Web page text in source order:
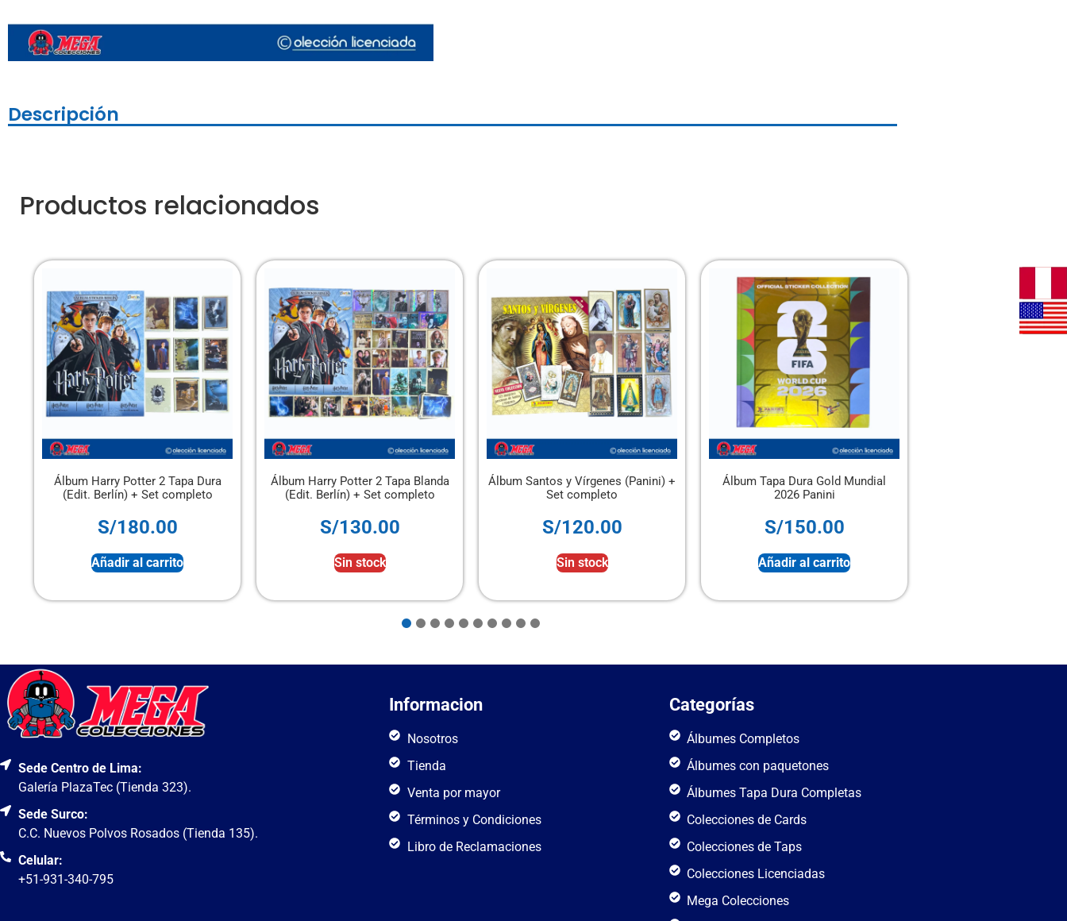
Descripción
Productos relacionados
Potter 2 Tapa Dura
+ Set completo
Álbum Harry Potter 2 Tapa Blanda
(Edit. Berlín) + Set completo
Álbum Santos y Vírgenes (Panini) +
Álbum Tapa Dura Gold Mundial
Álbum Panini Tapa Blanda + 4
Sede Centro de Lima:
Galería PlazaTec (Tienda 323).
Sede Surco:
C.C. Nuevos Polvos Rosados (Tienda 135).
Celular:
+51-931-340-795
Informacion
Nosotros
Tienda
Venta por mayor
Términos y Condiciones
Libro de Reclamaciones
Categorías
Álbumes Completos
Álbumes con paquetones
Álbumes Tapa Dura Completas
Colecciones de Cards
Colecciones de Taps
Colecciones Licenciadas
Mega Colecciones